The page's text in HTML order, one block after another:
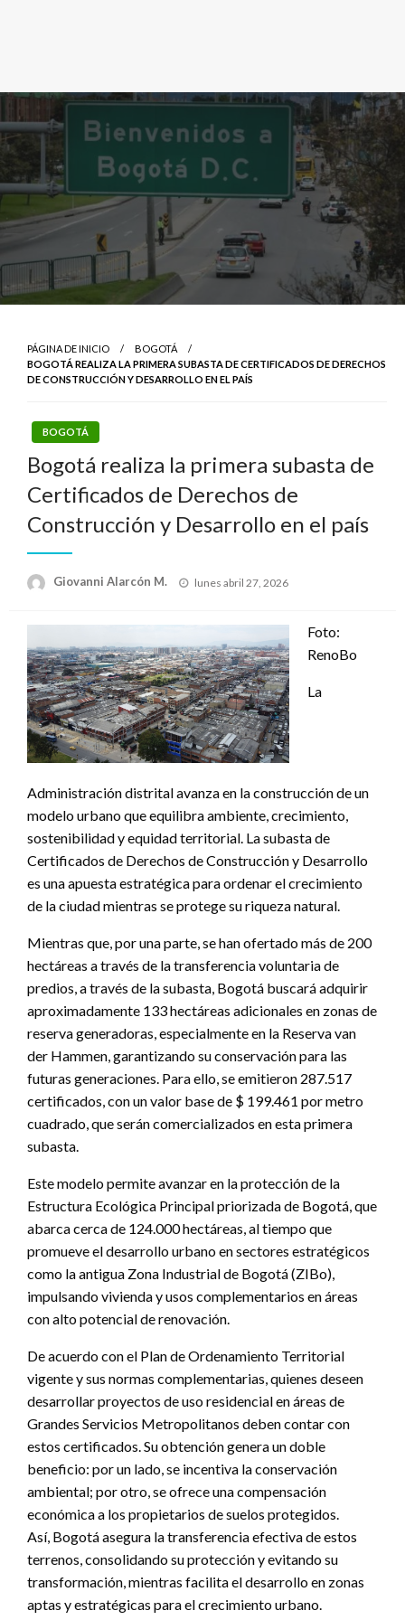
PÁGINA DE INICIO
BOGOTÁ
BOGOTÁ REALIZA LA PRIMERA SUBASTA DE CERTIFICADOS DE DERECHOS
DE CONSTRUCCIÓN Y DESARROLLO EN EL PAÍS
BOGOTÁ
Bogotá realiza la primera subasta de
Certificados de Derechos de
Construcción y Desarrollo en el país
Giovanni Alarcón M.
Publicado
lunes abril 27, 2026
Foto:
RenoBo
La
Administración distrital avanza en la construcción de un
modelo urbano que equilibra ambiente, crecimiento,
sostenibilidad y equidad territorial. La subasta de
Certificados de Derechos de Construcción y Desarrollo
es una apuesta estratégica para ordenar el crecimiento
de la ciudad mientras se protege su riqueza natural.
Mientras que, por una parte, se han ofertado más de 200
hectáreas a través de la transferencia voluntaria de
predios, a través de la subasta, Bogotá buscará adquirir
aproximadamente 133 hectáreas adicionales en zonas de
reserva generadoras, especialmente en la Reserva van
der Hammen, garantizando su conservación para las
futuras generaciones. Para ello, se emitieron 287.517
certificados, con un valor base de $ 199.461 por metro
cuadrado, que serán comercializados en esta primera
subasta.
Este modelo permite avanzar en la protección de la
Estructura Ecológica Principal priorizada de Bogotá, que
abarca cerca de 124.000 hectáreas, al tiempo que
promueve el desarrollo urbano en sectores estratégicos
como la antigua Zona Industrial de Bogotá (ZIBo),
impulsando vivienda y usos complementarios en áreas
con alto potencial de renovación.
De acuerdo con el Plan de Ordenamiento Territorial
vigente y sus normas complementarias, quienes deseen
desarrollar proyectos de uso residencial en áreas de
Grandes Servicios Metropolitanos deben contar con
estos certificados. Su obtención genera un doble
beneficio: por un lado, se incentiva la conservación
ambiental; por otro, se ofrece una compensación
económica a los propietarios de suelos protegidos.
Así, Bogotá asegura la transferencia efectiva de estos
terrenos, consolidando su protección y evitando su
transformación, mientras facilita el desarrollo en zonas
aptas y estratégicas para el crecimiento urbano.